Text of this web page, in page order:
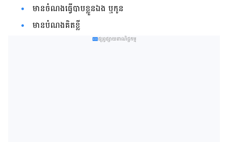
មានចំណងធ្វើបាបខ្លួនឯង ឬកូន
មានបំណងគិតខ្លី
ផ្សព្វផ្សាយពាណិជ្ជកម្ម